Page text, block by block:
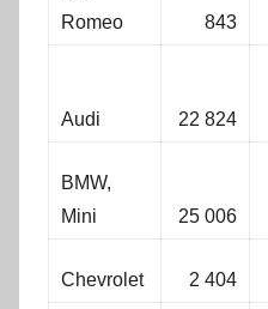
Romeo
843
Audi 22 824
BMW,
Mini
25 006
Chevrolet 2 404